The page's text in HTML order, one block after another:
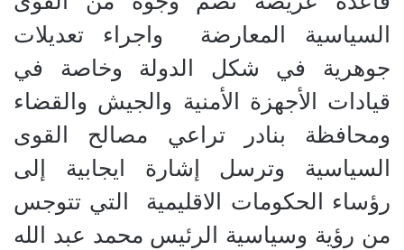
السياسية المعارضة
واجراء تعديلات
جوهرية في شكل الدولة وخاصة في
قيادات الأجهزة الأمنية والجيش والقضاء
ومحافظة بنادر تراعي مصالح القوى
السياسية وترسل إشارة ايجابية إلى
رؤساء الحكومات الاقليمية
التي تتوجس
من رؤية وسياسية الرئيس محمد عبد الله